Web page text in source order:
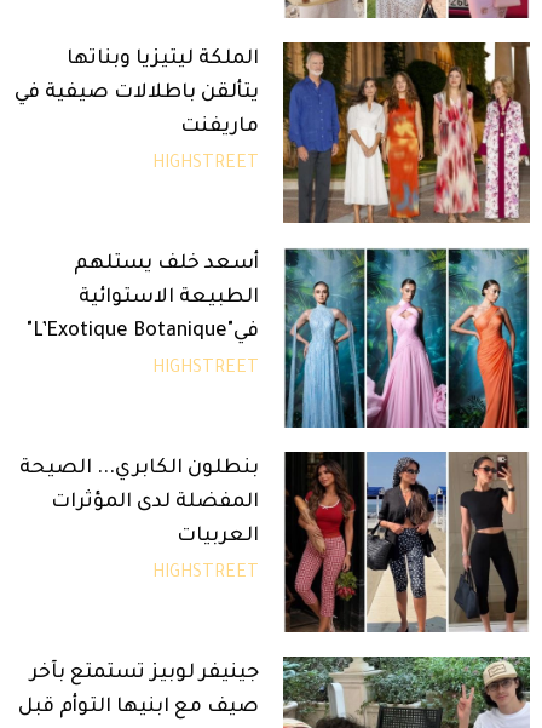
الملكة ليتيزيا وبناتها
يتألقن باطلالات صيفية في
ماريفنت
HIGHSTREET
أسعد خلف يستلهم
الطبيعة الاستوائية
في"L’Exotique Botanique"
HIGHSTREET
بنطلون الكابري... الصيحة
المفضلة لدى المؤثرات
العربيات
HIGHSTREET
جينيفر لوبيز تستمتع بآخر
صيف مع ابنيها التوأم قبل